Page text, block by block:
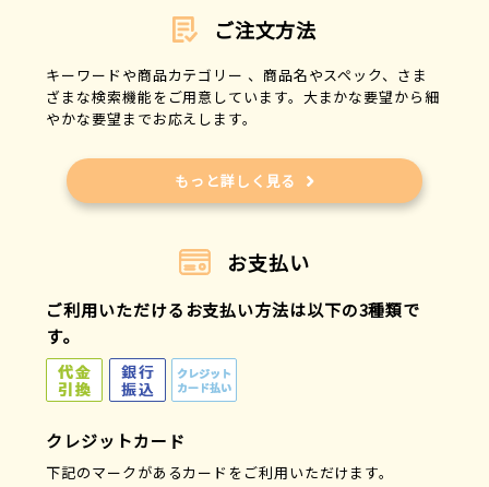
ご注文方法
キーワードや商品カテゴリー 、商品名やスペック、さま
ざまな検索機能をご用意しています。大まかな要望から細
やかな要望までお応えします。
もっと詳しく見る
お支払い
ご利用いただけるお支払い方法は以下の3種類で
す。
クレジットカード
下記のマークがあるカードをご利用いただけます。